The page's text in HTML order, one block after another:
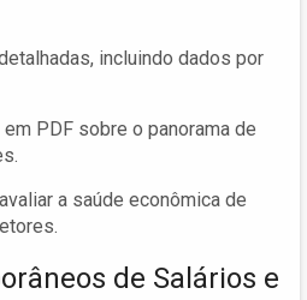
incluindo dados por
PDF sobre o panorama de
a saúde econômica de
de Salários e